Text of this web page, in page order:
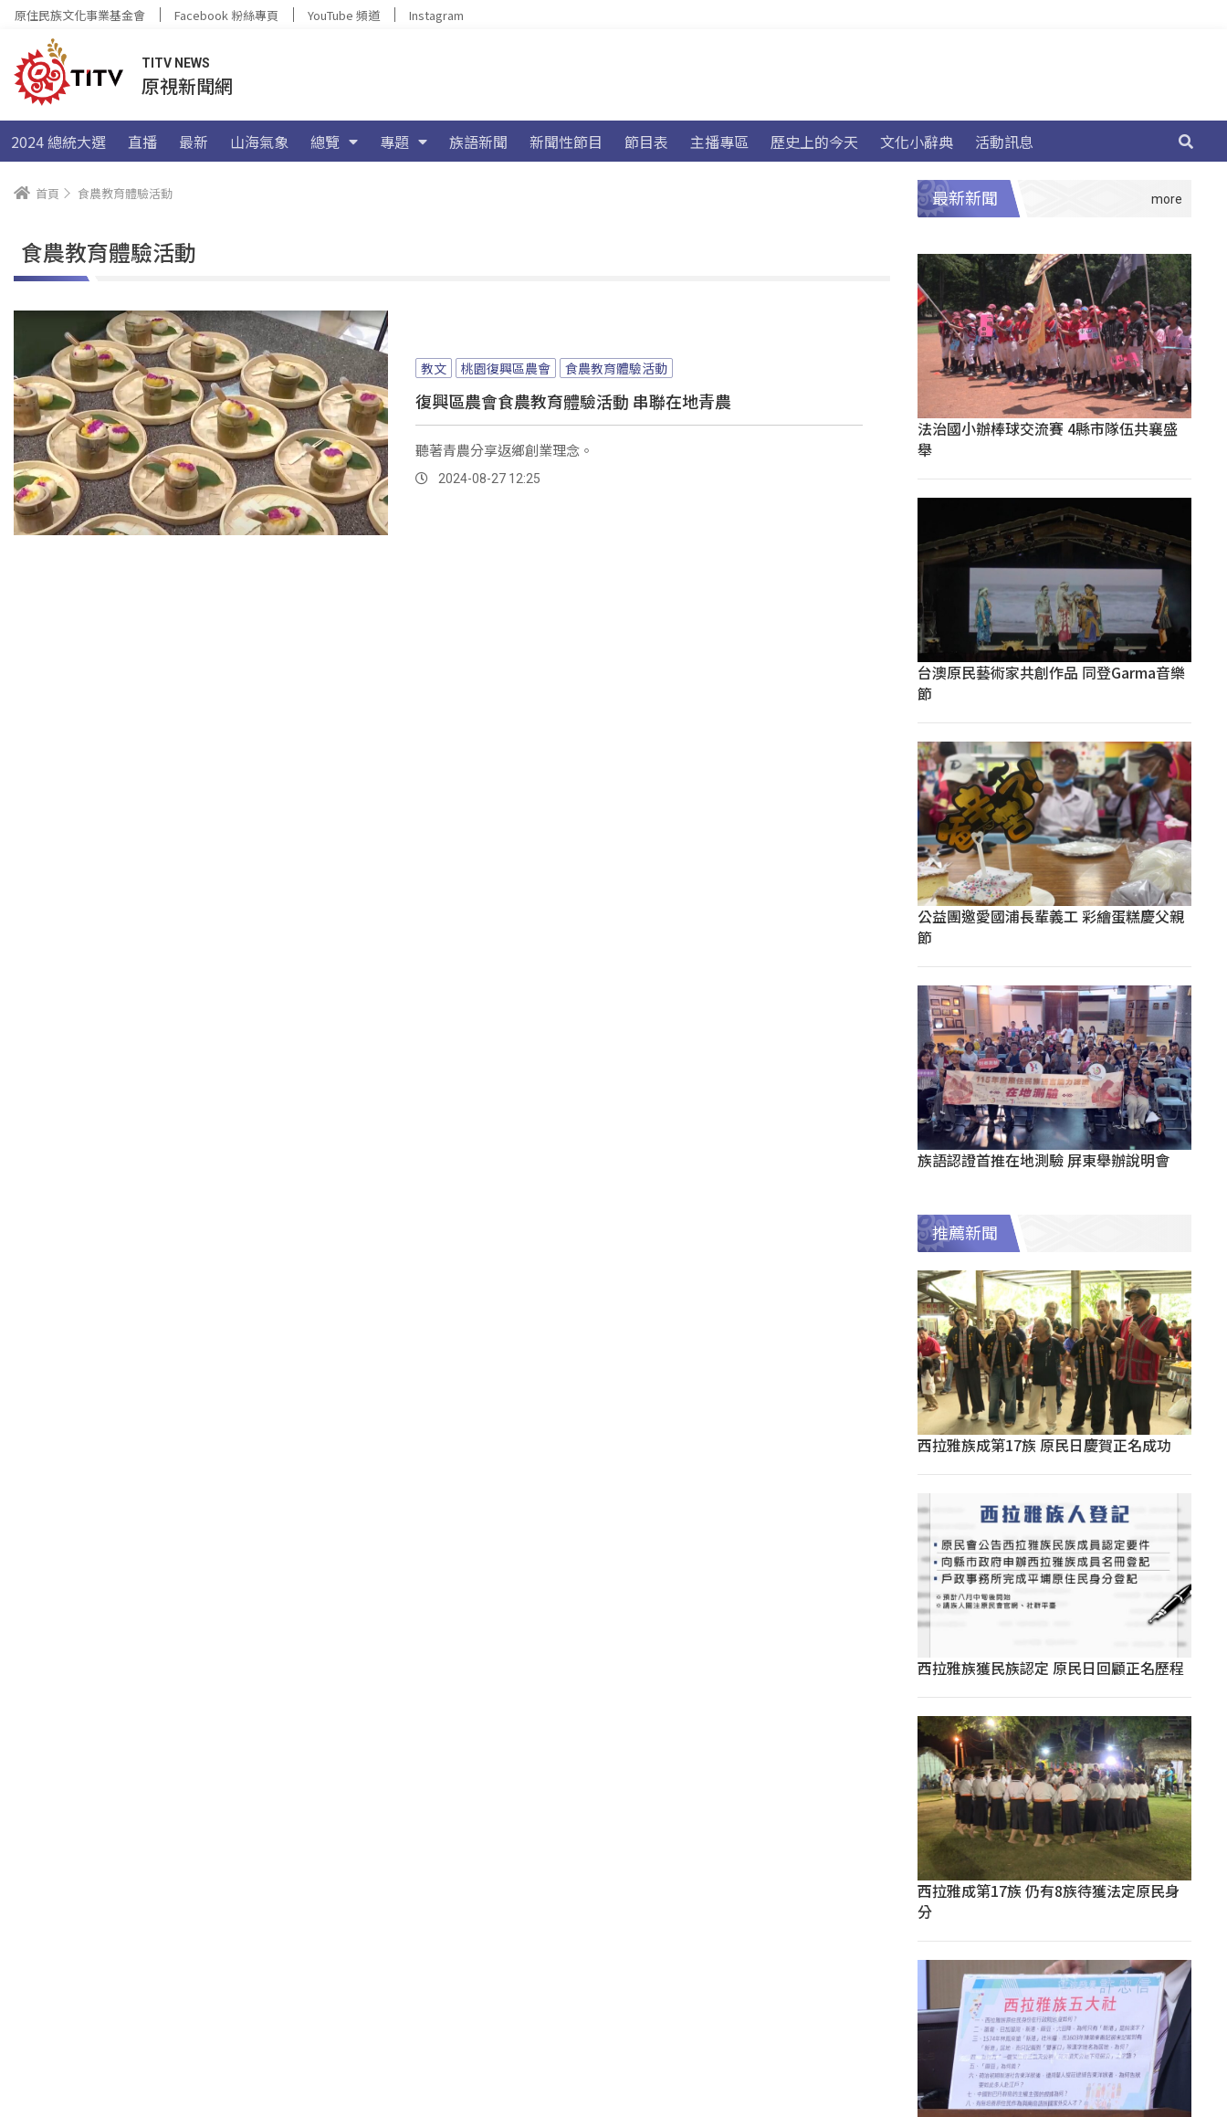
原住民族文化事業基金會 Facebook 粉絲專頁 YouTube 頻道 Instagram
TITV NEWS
原視新聞網
2024 總統大選 直播 最新 山海氣象 總覽 專題 族語新聞 新聞性節目 節目表 主播專區 歷史上的今天 文化小辭典 活動訊息
首頁 食農教育體驗活動
食農教育體驗活動
教文 桃園復興區農會 食農教育體驗活動
復興區農會食農教育體驗活動 串聯在地青農
聽著青農分享返鄉創業理念。
2024-08-27 12:25
最新新聞
法治國小辦棒球交流賽 4縣市隊伍共襄盛
舉
台澳原民藝術家共創作品 同登Garma音樂
節
公益團邀愛國浦長輩義工 彩繪蛋糕慶父親
節
族語認證首推在地測驗 屏東舉辦說明會
推薦新聞
西拉雅族成第17族 原民日慶賀正名成功
西拉雅族獲民族認定 原民日回顧正名歷程
西拉雅成第17族 仍有8族待獲法定原民身
分